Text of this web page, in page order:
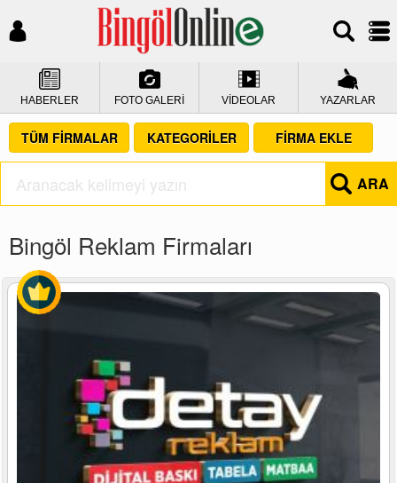
HABERLER FOTO GALERİ VİDEOLAR YAZARLAR
TÜM FİRMALAR KATEGORİLER FİRMA EKLE
ARA
Bingöl Reklam Firmaları